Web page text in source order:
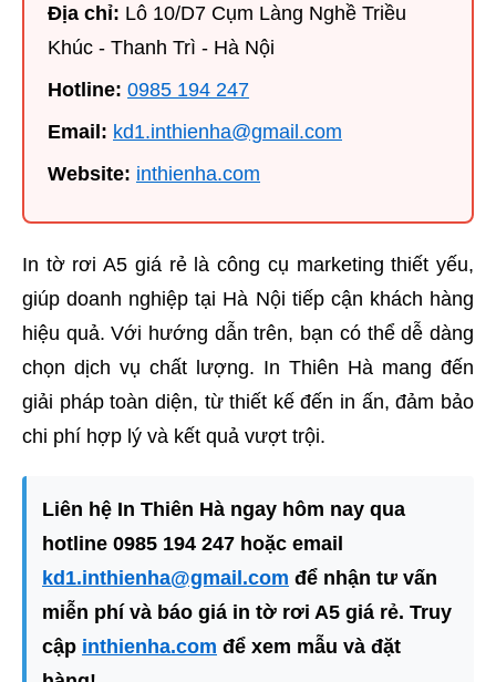
Địa chỉ: Lô 10/D7 Cụm Làng Nghề Triều
Khúc - Thanh Trì - Hà Nội
Hotline: 0985 194 247
Email: kd1.inthienha@gmail.com
Website: inthienha.com
In tờ rơi A5 giá rẻ là công cụ marketing thiết yếu,
giúp doanh nghiệp tại Hà Nội tiếp cận khách hàng
hiệu quả. Với hướng dẫn trên, bạn có thể dễ dàng
chọn dịch vụ chất lượng. In Thiên Hà mang đến
giải pháp toàn diện, từ thiết kế đến in ấn, đảm bảo
chi phí hợp lý và kết quả vượt trội.
Liên hệ In Thiên Hà ngay hôm nay qua
hotline 0985 194 247 hoặc email
kd1.inthienha@gmail.com để nhận tư vấn
miễn phí và báo giá in tờ rơi A5 giá rẻ. Truy
cập inthienha.com để xem mẫu và đặt